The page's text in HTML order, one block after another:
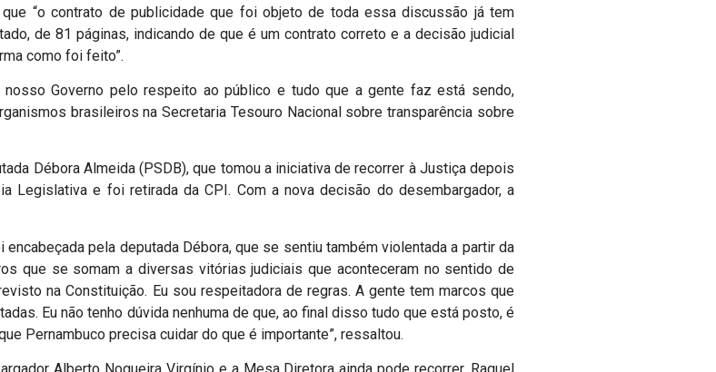
“o contrato de publicidade que foi objeto de toda essa discussão já tem
de 81 páginas, indicando de que é um contrato correto e a decisão judicial
como foi feito”.
nosso Governo pelo respeito ao público e tudo que a gente faz está sendo,
brasileiros na Secretaria Tesouro Nacional sobre transparência sobre
Débora Almeida (PSDB), que tomou a iniciativa de recorrer à Justiça depois
Legislativa e foi retirada da CPI. Com a nova decisão do desembargador, a
pela deputada Débora, que se sentiu também violentada a partir da
que se somam a diversas vitórias judiciais que aconteceram no sentido de
na Constituição. Eu sou respeitadora de regras. A gente tem marcos que
Eu não tenho dúvida nenhuma de que, ao final disso tudo que está posto, é
Pernambuco precisa cuidar do que é importante”, ressaltou.